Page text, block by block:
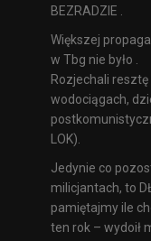
BEZRADZIE .
Większej
w Tbg nie było .
Rozjechali
wodociągach,
LOK).
Jedynie co
milicjantach, to
pamiętajmy ile
ten rok – wydoił